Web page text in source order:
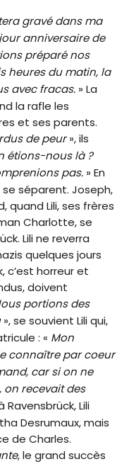
gravé dans ma
anniversaire de
préparé nos
heures du matin, la
avec fracas. » La
la rafle les
et ses parents.
de peur», ils
étions-nous là ?
pas. » En
séparent. Joseph,
quand Lili, ses frères
Charlotte, se
Lili ne reverra
quelques jours
c’est horreur et
doivent
portions des
», se souvient Lili qui,
: « Mon
connaître par coeur
car si on ne
on recevait des
Ravensbrück, Lili
Desrumaux, mais
de Charles.
, le grand succès